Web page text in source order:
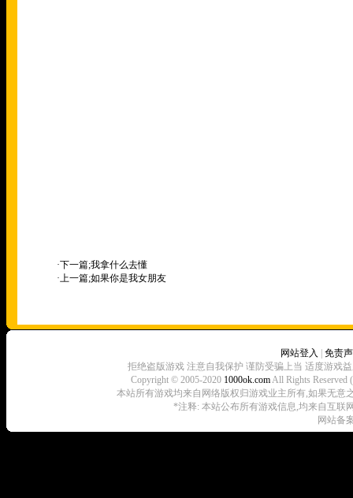
·下一篇;我拿什么去懂
·上一篇;如果你是我女朋友
网站登入
免责
拒绝盗版游戏 注意自我保护 谨防受骗上当 适度游戏
Copyright © 2005-2020 1000ok.comAll Rights
本站所有游戏均来自网络版权归游戏业主所有,如果无意
*注释: 本站公布所有游戏信息,均来自互联
网站备